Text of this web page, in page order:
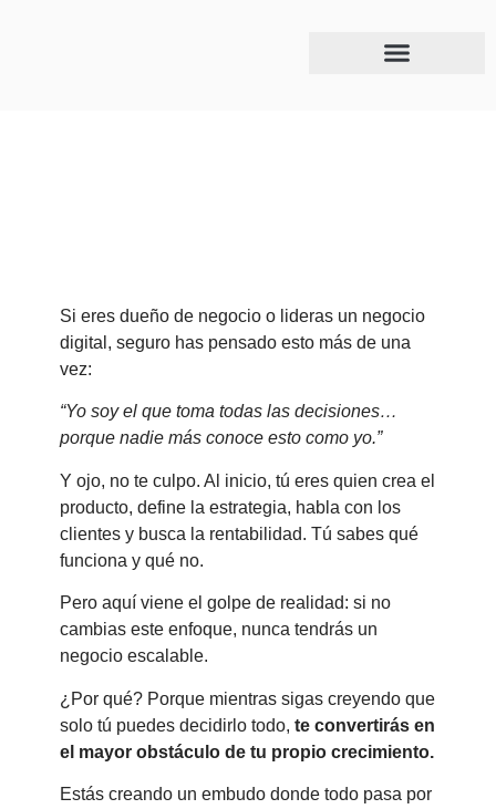
Si eres dueño de negocio o lideras un negocio
digital, seguro has pensado esto más de una
vez:
“Yo soy el que toma todas las decisiones…
porque nadie más conoce esto como yo.”
Y ojo, no te culpo. Al inicio, tú eres quien crea el
producto, define la estrategia, habla con los
clientes y busca la rentabilidad. Tú sabes qué
funciona y qué no.
Pero aquí viene el golpe de realidad: si no
cambias este enfoque, nunca tendrás un
negocio escalable.
¿Por qué? Porque mientras sigas creyendo que
solo tú puedes decidirlo todo, te convertirás en
el mayor obstáculo de tu propio crecimiento.
Estás creando un embudo donde todo pasa por